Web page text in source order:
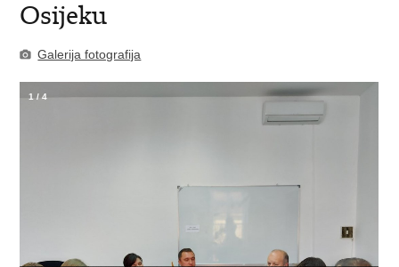
Osijeku
Galerija fotografija
1 /4